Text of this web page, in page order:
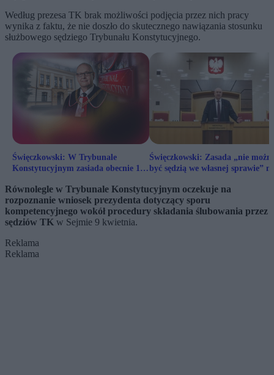
Według prezesa TK brak możliwości podjęcia przez nich pracy
wynika z faktu, że nie doszło do skutecznego nawiązania stosunku
służbowego sędziego Trybunału Konstytucyjnego.
Święczkowski: W Trybunale
Konstytucyjnym zasiada obecnie 11
Święczkowski: Zasada „nie
być sędzią we własnej sprawie”
Równolegle w Trybunale Konstytucyjnym oczekuje na
rozpoznanie wniosek prezydenta dotyczący sporu
kompetencyjnego wokół procedury składania ślubowania przez
sędziów TK w Sejmie 9 kwietnia.
Reklama
Reklama